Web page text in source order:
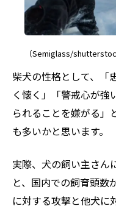
（Semiglass/
柴犬の性格として、「
く懐く」「警戒心が強
られることを嫌がる」
も多いかと思います。
実際、犬の飼い主さん
と、国内での飼育頭数
に対する攻撃と他犬に